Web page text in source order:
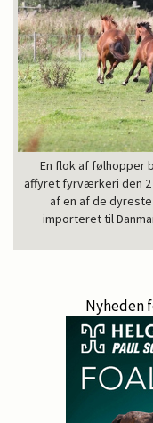
En flok af følhopper
affyret fyrværkeri den
af en af de
importeret til
Nyheden